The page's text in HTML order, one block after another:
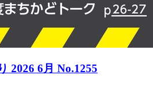
2026 6月 No.1255